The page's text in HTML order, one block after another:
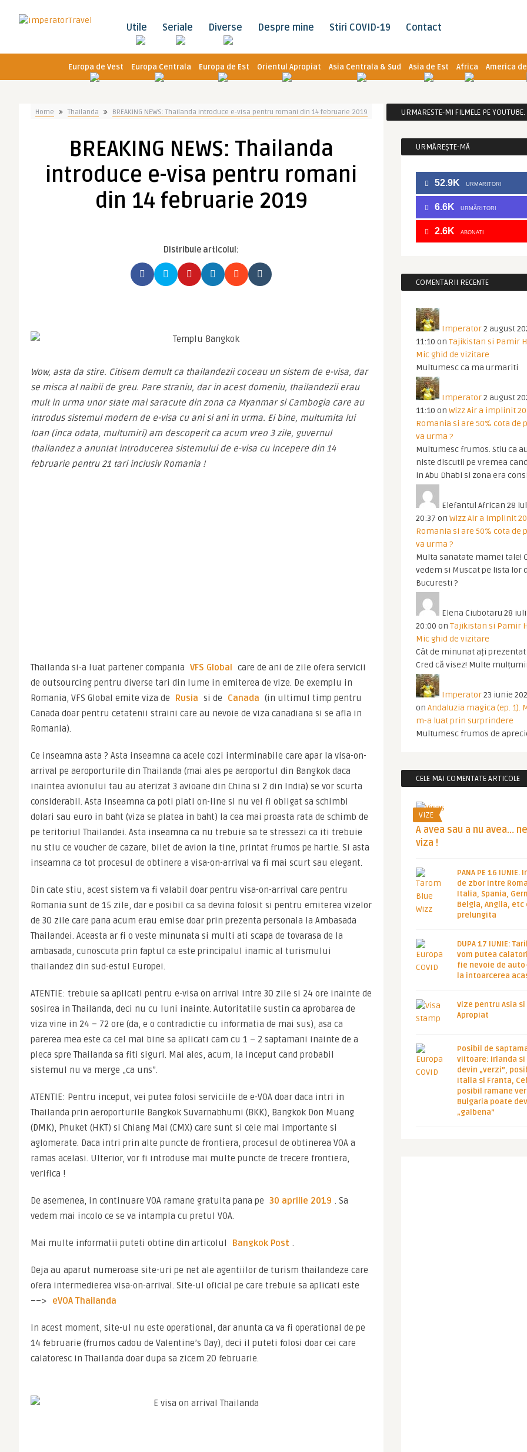
Utile Seriale Diverse Despre mine Stiri COVID-19 Contact
Europa de Vest Europa Centrala Europa de Est Orientul Apropiat Asia Centrala & Sud Asia de Est Africa America
Home Thailanda BREAKING NEWS: Thailanda introduce e-visa pentru romani din 14 februarie 2019
BREAKING NEWS: Thailanda
introduce e-visa pentru romani
din 14 februarie 2019
Distribuie articolul:
Wow, asta da stire. Citisem demult ca thailandezii coceau un sistem de e-visa, dar
se misca al naibii de greu. Pare straniu, dar in acest domeniu, thailandezii erau
mult in urma unor state mai saracute din zona ca Myanmar si Cambogia care au
introdus sistemul modern de e-visa cu ani si ani in urma. Ei bine, multumita lui
Ioan (inca odata, multumiri) am descoperit ca acum vreo 3 zile, guvernul
thailandez a anuntat introducerea sistemului de e-visa cu incepere din 14
februarie pentru 21 tari inclusiv Romania !
Thailanda si-a luat partener compania VFS Global care de ani de zile ofera servicii
de outsourcing pentru diverse tari din lume in emiterea de vize. De exemplu in
Romania, VFS Global emite viza de
Rusia si de Canada (in ultimul timp pentru
Canada doar pentru cetatenii straini care au nevoie de viza canadiana si se afla in
Romania).
Ce inseamna asta ? Asta inseamna ca acele cozi interminabile care apar la visa-on-
arrival pe aeroporturile din Thailanda (mai ales pe aeroportul din Bangkok daca
inaintea avionului tau au aterizat 3 avioane din China si 2 din India) se vor scurta
considerabil. Asta inseamna ca poti plati on-line si nu vei fi obligat sa schimbi
dolari sau euro in baht (viza se platea in baht) la cea mai proasta rata de schimb de
pe teritoriul Thailandei. Asta inseamna ca nu trebuie sa te stressezi ca iti trebuie
nu stiu ce voucher de cazare, bilet de avion la tine, printat frumos pe hartie. Si asta
inseamna ca tot procesul de obtinere a visa-on-arrival va fi mai scurt sau elegant.
Din cate stiu, acest sistem va fi valabil doar pentru visa-on-arrival care pentru
Romania sunt de 15 zile, dar e posibil ca sa devina folosit si pentru emiterea vizelor
de 30 zile care pana acum erau emise doar prin prezenta personala la Ambasada
Thailandei. Aceasta ar fi o veste minunata si multi ati scapa de tovarasa de la
ambasada, cunoscuta prin faptul ca este principalul inamic al turismului
thailandez din sud-estul Europei.
ATENTIE: trebuie sa aplicati pentru e-visa on arrival intre 30 zile si 24 ore inainte de
sosirea in Thailanda, deci nu cu luni inainte. Autoritatile sustin ca aprobarea de
viza vine in 24 – 72 ore (da, e o contradictie cu informatia de mai sus), asa ca
parerea mea este ca cel mai bine sa aplicati cam cu 1 – 2 saptamani inainte de a
pleca spre Thailanda sa fiti siguri. Mai ales, acum, la inceput cand probabil
sistemul nu va merge „ca uns”.
ATENTIE: Pentru inceput, vei putea folosi serviciile de e-VOA doar daca intri in
Thailanda prin aeroporturile Bangkok Suvarnabhumi (BKK), Bangkok Don Muang
(DMK), Phuket (HKT) si Chiang Mai (CMX) care sunt si cele mai importante si
aglomerate. Daca intri prin alte puncte de frontiera, procesul de obtinerea VOA a
ramas acelasi. Ulterior, vor fi introduse mai multe puncte de trecere frontiera,
verifica !
De asemenea, in continuare VOA ramane gratuita pana pe 30 aprilie 2019 . Sa
vedem mai incolo ce se va intampla cu pretul VOA.
Mai multe informatii puteti obtine din articolul Bangkok Post .
Deja au aparut numeroase site-uri pe net ale agentiilor de turism thailandeze care
ofera intermedierea visa-on-arrival. Site-ul oficial pe care trebuie sa aplicati este
––>
eVOA Thailanda
In acest moment, site-ul nu este operational, dar anunta ca va fi operational de pe
14 februarie (frumos cadou de Valentine’s Day), deci il puteti folosi doar cei care
calatoresc in Thailanda doar dupa sa zicem 20 februarie.
URMARESTE-MI FILMELE PE YOUTUBE.
URMĂREȘTE-MĂ
52.9K URMARITORI
6.6K URMĂRITORI
2.6K ABONATI
COMENTARII RECENTE
Imperator2 august
11:10 on Tajikistan si Pamir
Mic ghid de vizitare
Multumesc ca ma urmariti
Imperator2 august
11:10 on Wizz Air a implinit
Romania si are 50% cota de
va urma ?
Multumesc frumos. Stiu ca
niste discutii pe vremea
in Abu Dhabi si zona era
Elefantul African 28
20:37 on Wizz Air a implinit
Romania si are 50% cota de
va urma ?
Multa sanatate mamei tale!
vedem si Muscat pe lista lor
Bucuresti ?
Elena Ciubotaru 28
20:00 on Tajikistan si Pamir
Mic ghid de vizitare
Cât de minunat ați prezentat
Cred că visez! Multe
Imperator23 iunie
on Andaluzia magica (ep. 1).
m-a luat prin surprindere
Multumesc frumos de
CELE MAI COMENTATE ARTICOLE
VIZE
A avea sau a nu avea…
viza !
PANA PE 16
de zbor intre
Italia, Spania,
Belgia, Anglia, etc
prelungita
DUPA 17 IUNIE:
vom putea
fie nevoie de
la intoarcerea
Vize pentru Asia si
Apropiat
Posibil de
viitoare: Irlanda si
devin „verzi”,
Italia si Franta,
posibil ramane
Bulgaria poate
„galbena”